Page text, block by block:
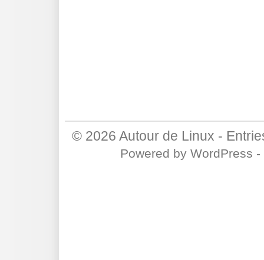
© 2026 Autour de Linux -
Powered by WordPress -